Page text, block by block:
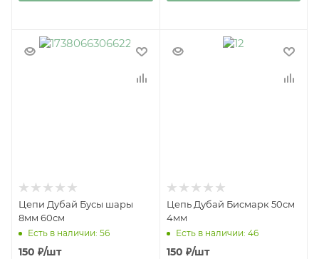
Цепи Дубай Бусы шары
8мм 60см
Есть в наличии: 56
150 ₽/шт
Цепь Дубай Бисмарк 50см
4мм
Есть в наличии: 46
150 ₽/шт